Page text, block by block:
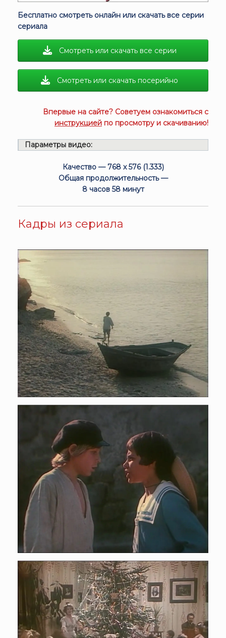
Бесплатно смотреть онлайн или скачать все серии
сериала
Смотреть или скачать все серии
Смотреть или скачать посерийно
Впервые на сайте? Советуем ознакомиться с
инструкцией по просмотру и скачиванию!
Параметры видео:
Качество — 768 x 576 (1.333)
Общая продолжительность —
8 часов 58 минут
Кадры из сериала